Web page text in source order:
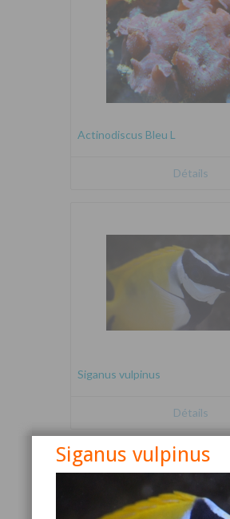
Actinodiscus Bleu L
Détails
Siganus vulpinus
Détails
Siganus vulpinus